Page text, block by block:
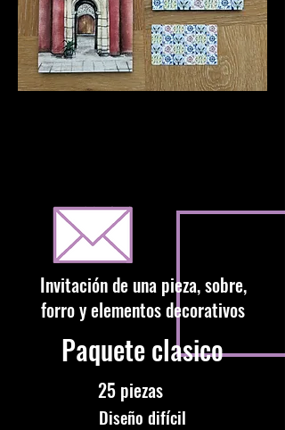
Invitación de una pieza, sobre,
forro y elementos decorativos
Paquete clasico
25 piezas
Diseño difícil